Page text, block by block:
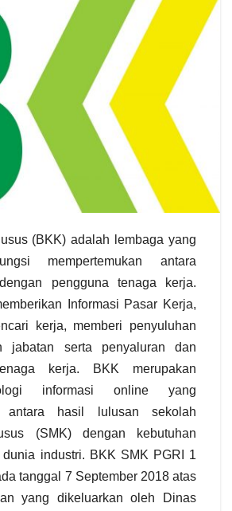
(BKK) adalah lembaga yang
mempertemukan antara
pengguna tenaga kerja.
Informasi Pasar Kerja,
kerja, memberi penyuluhan
jabatan serta penyaluran dan
kerja. BKK merupakan
informasi online yang
antara hasil lulusan sekolah
(SMK) dengan kebutuhan
industri. BKK SMK PGRI 1
tanggal 7 September 2018 atas
yang dikeluarkan oleh Dinas